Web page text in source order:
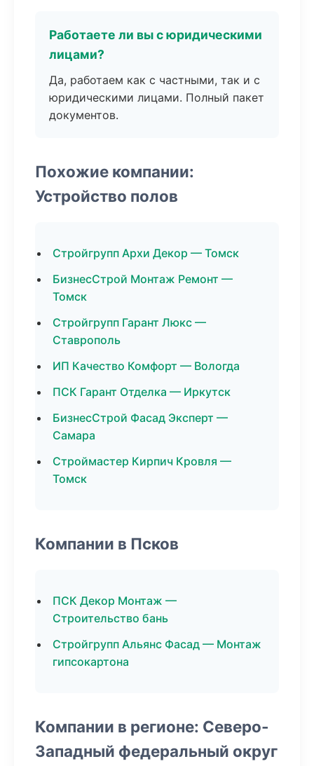
Работаете ли вы с юридическими
лицами?
Да, работаем как с частными, так и с
юридическими лицами. Полный пакет
документов.
Похожие компании:
Устройство полов
Стройгрупп Архи Декор — Томск
БизнесСтрой Монтаж Ремонт —
Томск
Стройгрупп Гарант Люкс —
Ставрополь
ИП Качество Комфорт — Вологда
ПСК Гарант Отделка — Иркутск
БизнесСтрой Фасад Эксперт —
Самара
Строймастер Кирпич Кровля —
Томск
Компании в Псков
ПСК Декор Монтаж —
Строительство бань
Стройгрупп Альянс Фасад — Монтаж
гипсокартона
Компании в регионе: Северо-
Западный федеральный округ